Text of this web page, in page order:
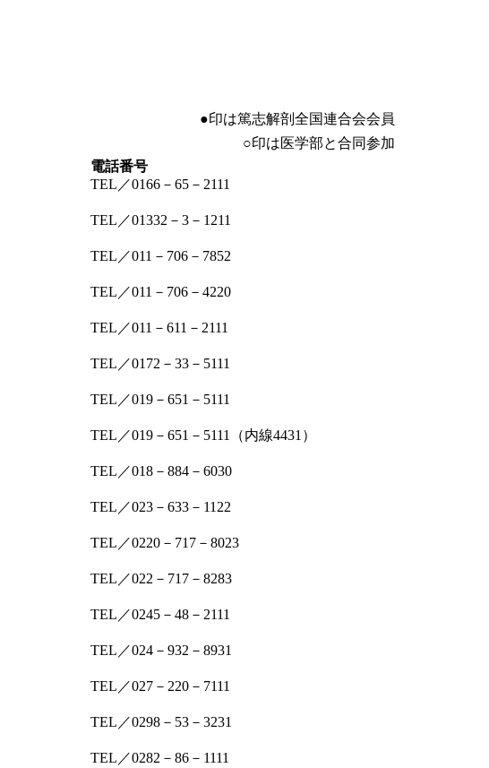
●印は篤志解剖全国連合会会員
○印は医学部と合同参加
電話番号
TEL／0166－65－2111
TEL／01332－3－1211
TEL／011－706－7852
TEL／011－706－4220
TEL／011－611－2111
TEL／0172－33－5111
TEL／019－651－5111
TEL／019－651－5111（内線4431）
TEL／018－884－6030
TEL／023－633－1122
TEL／0220－717－8023
TEL／022－717－8283
TEL／0245－48－2111
TEL／024－932－8931
TEL／027－220－7111
TEL／0298－53－3231
TEL／0282－86－1111